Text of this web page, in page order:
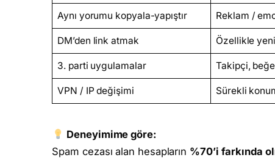
Aynı yorumu kopyala-yapıştır Reklam /
DM’den link atmak Özellikle
3. parti uygulamalar Takipçi,
VPN / IP değişimi Sürekli
Deneyimime göre:
Spam cezası alan hesapların %70’i farkında